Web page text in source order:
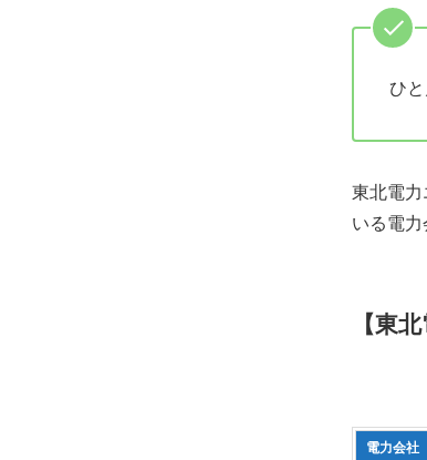
ひ
東北電力
いる電力
【東
電力会社